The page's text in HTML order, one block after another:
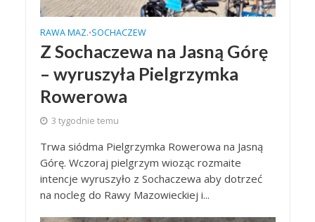
RAWA MAZ.•SOCHACZEW
Z Sochaczewa na Jasną Górę
– wyruszyła Pielgrzymka
Rowerowa
3 tygodnie temu
Trwa siódma Pielgrzymka Rowerowa na Jasną
Górę. Wczoraj pielgrzym wioząc rozmaite
intencje wyruszyło z Sochaczewa aby dotrzeć
na nocleg do Rawy Mazowieckiej i...